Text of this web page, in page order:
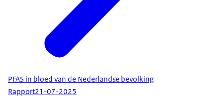
PFAS in bloed van de Nederlandse bevolking
Rapport21-07-2025